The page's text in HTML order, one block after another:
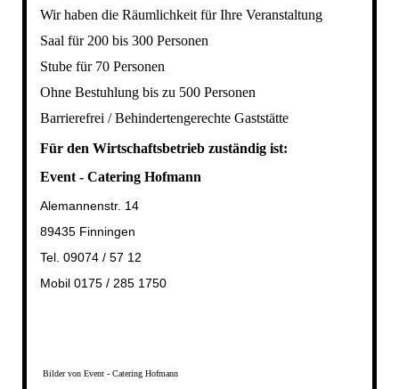
Wir haben die Räumlichkeit für Ihre Veranstaltung
Saal für 200 bis 300 Personen
Stube für 70 Personen
Ohne Bestuhlung bis zu 500 Personen
Barrierefrei / Behindertengerechte Gaststätte
Für den Wirtschaftsbetrieb zuständig ist:
Event - Catering Hofmann
Alemannenstr. 14
89435 Finningen
Tel. 09074 / 57 12
Mobil 0175 / 285 1750
Bilder von Event - Catering Hofmann